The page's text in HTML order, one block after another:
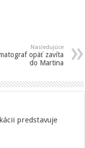
Nasledujúce
opäť zavíta
do Martina
predstavuje